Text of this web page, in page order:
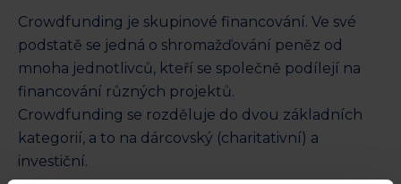
Crowdfunding je skupinové financování. Ve své
podstatě se jedná o shromažďování peněz od
mnoha jednotlivců, kteří se společně podílejí na
financování různých projektů.
Crowdfunding se rozděluje do dvou základních
kategorií, a to na dárcovský (charitativní) a
investiční.